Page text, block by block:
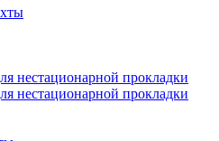
нестационарной прокладки
нестационарной прокладки